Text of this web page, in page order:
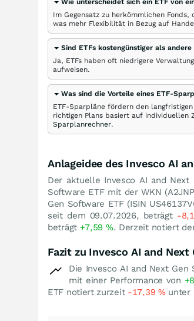
Wie unterscheidet sich ein ETF von
Im Gegensatz zu herkömmlichen
was mehr Flexibilität in Bezug auf
Sind ETFs kostengünstiger als
Ja, ETFs haben oft niedrigere
aufweisen.
Was sind die Vorteile eines ETF-
ETF-Sparpläne fördern den
richtigen Plans basiert auf individuellen
Sparplanrechner.
Anlageidee des Invesco AI
Der aktuelle Invesco AI and Next
Software ETF mit der WKN
Gen Software ETF (ISIN
seit dem 09.07.2026, beträgt -
beträgt +7,59 %. Derzeit notiert
Fazit zu Invesco AI and Next
Die Invesco AI and Next
mit einer Performance von
ETF notiert zurzeit -17,39 %unter